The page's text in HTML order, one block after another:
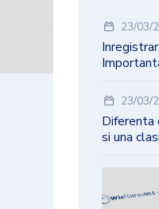
23/03/
23/03/
Diferenta
si una